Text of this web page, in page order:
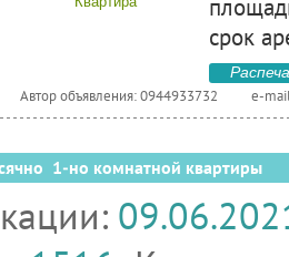
срок
Автор объявления: 0944933732 e-
1-но комнатной квартиры